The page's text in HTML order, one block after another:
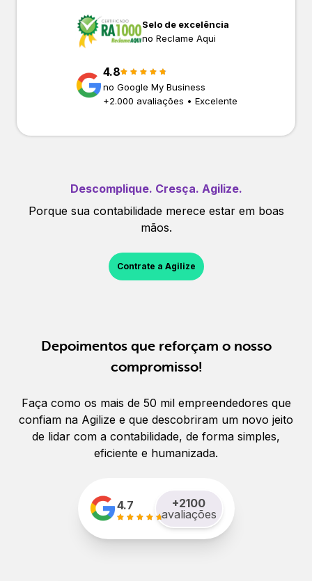
Selo de excelência
no Reclame Aqui
4.8
no Google My Business
+2.000 avaliações • Excelente
Descomplique. Cresça. Agilize.
Porque sua contabilidade merece estar em boas
mãos.
Contrate a Agilize
Depoimentos que reforçam o nosso
compromisso!
Faça como os mais de 50 mil empreendedores que
confiam na Agilize e que descobriram um novo jeito
de lidar com a contabilidade, de forma simples,
eficiente e humanizada.
4.7 +2100
avaliações